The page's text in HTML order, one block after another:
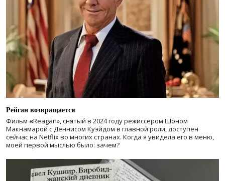
Рейган возвращается
Фильм «Reagan», снятый в 2024 годурежиссером Шоном
Макнамарой с Деннисом Куэйдом в главной роли, доступен
сейчас на Netflix во многих странах. Когда я увидела его в меню,
моей первой мыслью было: зачем?